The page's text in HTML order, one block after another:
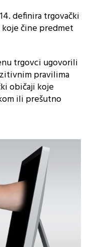
definira trgovački
čine predmet
trgovci ugovorili
pravilima
običaji koje
ili prešutno